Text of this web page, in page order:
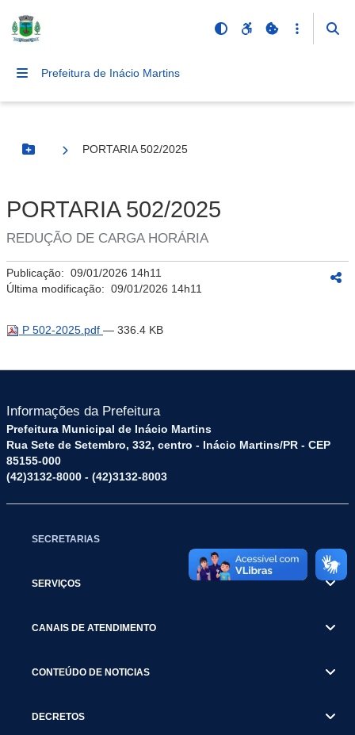
Prefeitura de Inácio Martins
Botão Menu
PORTARIA 502/2025
PORTARIA 502/2025
REDUÇÃO DE CARGA HORÁRIA
Publicação: 09/01/2026 14h11
Última modificação: 09/01/2026 14h11
P 502-2025.pdf — 336.4 KB
Informações da Prefeitura
Prefeitura Municipal de Inácio Martins
Rua Sete de Setembro, 332, centro - Inácio Martins/PR - CEP
85155-000
(42)3132-8000 - (42)3132-8003
SECRETARIAS
SERVIÇOS
CANAIS DE ATENDIMENTO
CONTEÚDO DE NOTICIAS
DECRETOS